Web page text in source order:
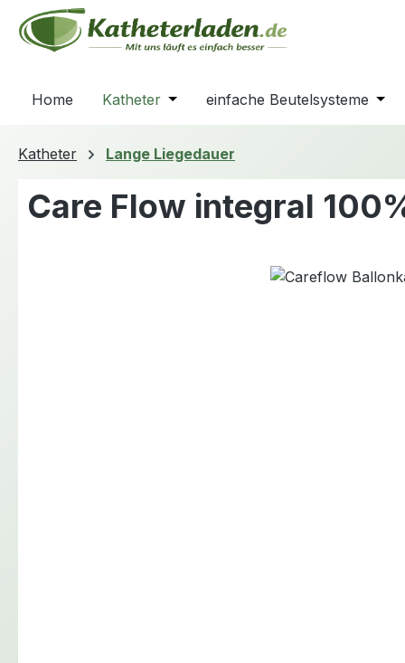
Hauptinhalt springen
Zur Suche springen
Zur Hauptnavigation springen
Home Katheter Öffne oder Schließe das
einfache Beutelsysteme
Katheter Lange Liegedauer
Care Flow integral